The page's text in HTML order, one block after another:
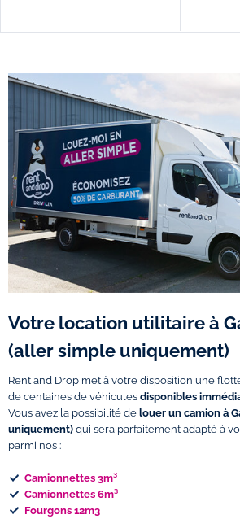
Votre location utilitaire à
(aller simple uniquement)
Rent and Drop met à votre disposition une
de centaines de véhicules disponibles
Vous avez la possibilité de louer un camion à
uniquement) qui sera parfaitement adapté à
parmi nos :
Camionnettes 3m³
Camionnettes 6m³
Fourgons 12m3